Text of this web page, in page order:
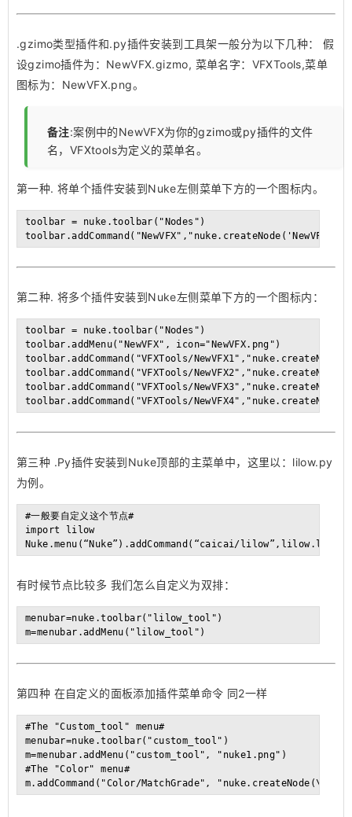
.gzimo类型插件和.py插件安装到工具架一般分为以下几种： 假
设gzimo插件为：NewVFX.gizmo, 菜单名字：VFXTools,菜单
图标为：NewVFX.png。
备注:案例中的NewVFX为你的gzimo或py插件的文件
名，VFXtools为定义的菜单名。
第一种. 将单个插件安装到Nuke左侧菜单下方的一个图标内。
toolbar = nuke.toolbar("Nodes")
第二种. 将多个插件安装到Nuke左侧菜单下方的一个图标内：
toolbar = nuke.toolbar("Nodes")
toolbar.addMenu("NewVFX", icon="NewVFX.png")
toolbar.addCommand("VFXTools/
toolbar.addCommand("VFXTools/
toolbar.addCommand("VFXTools/
第三种 .Py插件安装到Nuke顶部的主菜单中，这里以：lilow.py
为例。
#一般要自定义这个节点#
import lilow
有时候节点比较多 我们怎么自定义为双排：
menubar=nuke.toolbar("lilow_tool")
第四种 在自定义的面板添加插件菜单命令 同2一样
#The "Custom_tool" menu#
menubar=nuke.toolbar("custom_tool")
m=menubar.addMenu("custom_tool", "nuke1.png")
#The "Color" menu#